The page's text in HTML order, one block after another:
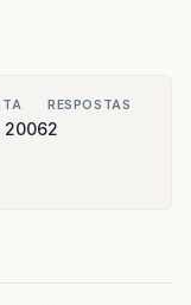
2006
RESPOSTAS
2